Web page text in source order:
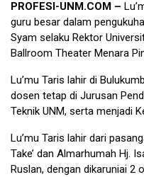
PROFESI-UNM.COM –
guru besar dalam
Syam selaku Rektor
Ballroom Theater Menara
Lu’mu Taris lahir di
dosen tetap di Jurusan
Teknik UNM, serta menjadi
Lu’mu Taris lahir dari
Take’ dan Almarhumah Hj.
Ruslan, dengan dikaruniai 2